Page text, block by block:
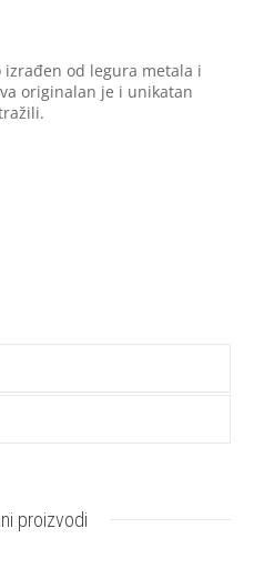
od legura metala i
originalan je i unikatan
proizvodi